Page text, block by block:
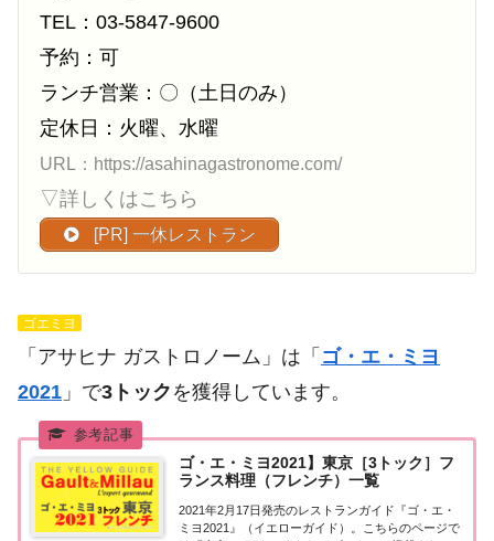
TEL：03-5847-9600
予約：可
ランチ営業：〇（土日のみ）
定休日：火曜、水曜
URL：https://asahinagastronome.com/
▽詳しくはこちら
[PR] 一休レストラン
ゴエミヨ
「アサヒナ ガストロノーム」は「 ゴ・エ・ミヨ
2021 」で3トック を獲得しています。
ゴ・エ・ミヨ2021】東京［3トック］フ
ランス料理（フレンチ）一覧
2021年2月17日発売のレストランガイド『ゴ・エ・
ミヨ2021』（イエローガイド）。こちらのページで